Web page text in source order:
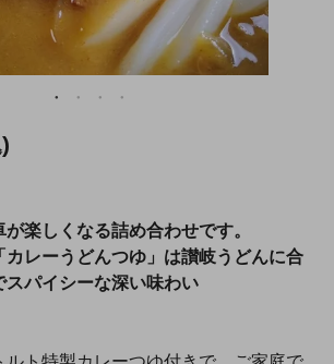
楽しくなる詰め合わせです。
カレーうどんつゆ」は讃岐うどんに合
スパイシーな深い味わい